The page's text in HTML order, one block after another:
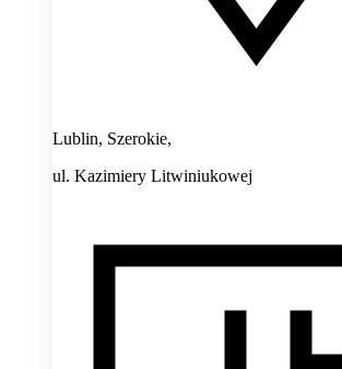
Lublin, Szerokie,
ul. Kazimiery Litwiniukowej